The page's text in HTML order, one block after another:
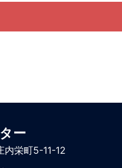
ー
内栄町5-11-12